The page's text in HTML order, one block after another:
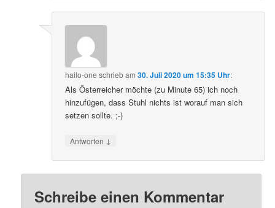
hailo-one schriebam30. Juli 2020 um 15:35 Uhr:
Als Österreicher möchte (zu Minute 65) ich noch
hinzufügen, dass Stuhl nichts ist worauf man sich
setzen sollte. ;-)
Antworten ↓
Schreibe einen Kommentar